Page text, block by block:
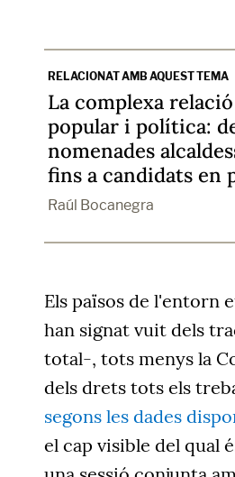
RELACIONAT AMB AQUEST TEMA
La complexa
popular i política:
nomenades
fins a candidats en
Raúl Bocanegra
Els països de l'entorn
han signat vuit dels
total-, tots menys la
dels drets tots els
segons les dades
el cap visible del qual